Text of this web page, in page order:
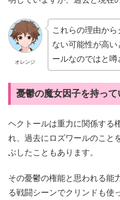
オレンジ
これらの理由か
ない可能性が高い
ールなのではと噂
憂鬱の魔女因子を持って
ヘクトールは重力に関係する
れ、過去にロズワールのこと
ぶしたこともあります。
その憂鬱の権能と思われる能
る戦闘シーンでクリンドも使